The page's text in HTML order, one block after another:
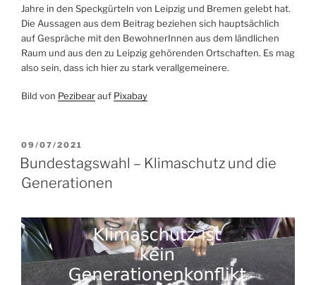
Jahre in den Speckgürteln von Leipzig und Bremen gelebt hat.
Die Aussagen aus dem Beitrag beziehen sich hauptsächlich
auf Gespräche mit den BewohnerInnen aus dem ländlichen
Raum und aus den zu Leipzig gehörenden Ortschaften. Es mag
also sein, dass ich hier zu stark verallgemeinere.
Bild von Pezibearauf Pixabay
VERÖFFENTLICHT
AM
09/07/2021
Bundestagswahl – Klimaschutz und die
Generationen